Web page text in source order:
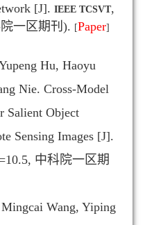
[J]. IEEE TCSVT,
一区期刊). [Paper]
Hu, Haoyu
Nie. Cross-Model
Salient Object
Sensing Images [J].
中科院一区期
Wang, Yiping